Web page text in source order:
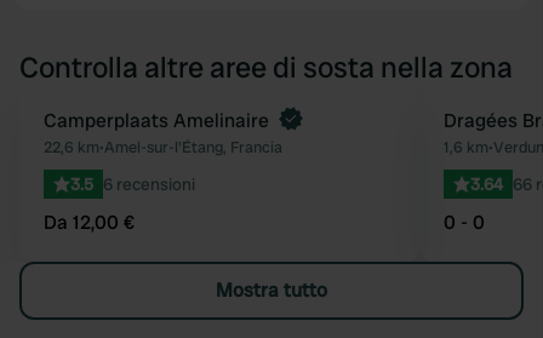
Controlla altre aree di sosta nella zona
Preferito
Prenota ora
Camperplaats Amelinaire
22,6 km•Amel-sur-l'Étang, Francia
3.5 6 recensioni
Da 12,00 €
Dragées
1,6 km•
3.64 66
0 - 0
Mostra tutto